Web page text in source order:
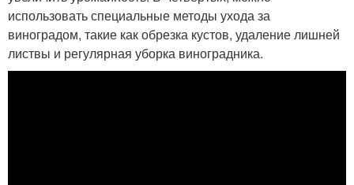
использовать специальные методы ухода за
виноградом, такие как обрезка кустов, удаление лишней
листвы и регулярная уборка виноградника.